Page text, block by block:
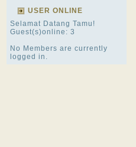
USER ONLINE
Selamat Datang Tamu!
Guest(s)online: 3
No Members are currently
logged in.